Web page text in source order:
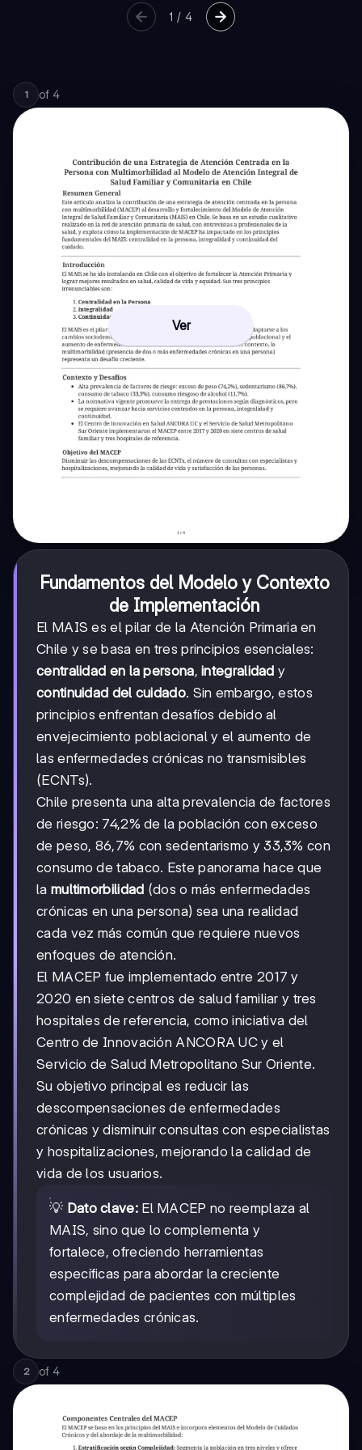
1 /4
1 of 4
Ver
Fundamentos del Modelo y Contexto
de Implementación
El MAIS es el pilar de la Atención Primaria en
Chile y se basa en tres principios esenciales:
centralidad en la persona,integralidad y
continuidad del cuidado. Sin embargo, estos
principios enfrentan desafíos debido al
envejecimiento poblacional y el aumento de
las enfermedades crónicas no transmisibles
(ECNTs).
Chile presenta una alta prevalencia de factores
de riesgo: 74,2% de la población con exceso
de peso, 86,7% con sedentarismo y 33,3% con
consumo de tabaco. Este panorama hace que
la multimorbilidad (dos o más enfermedades
crónicas en una persona) sea una realidad
cada vez más común que requiere nuevos
enfoques de atención.
El MACEP fue implementado entre 2017 y
2020 en siete centros de salud familiar y tres
hospitales de referencia, como iniciativa del
Centro de Innovación ANCORA UC y el
Servicio de Salud Metropolitano Sur Oriente.
Su objetivo principal es reducir las
descompensaciones de enfermedades
crónicas y disminuir consultas con especialistas
y hospitalizaciones, mejorando la calidad de
vida de los usuarios.
💡 Dato clave:El MACEP no reemplaza al
MAIS, sino que lo complementa y
fortalece, ofreciendo herramientas
específicas para abordar la creciente
complejidad de pacientes con múltiples
enfermedades crónicas.
2 of 4